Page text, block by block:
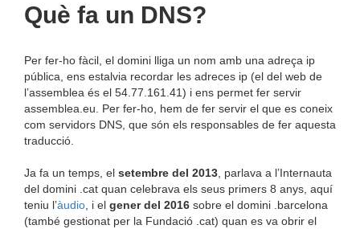
Què fa un DNS?
Per fer-ho fàcil, el domini lliga un nom amb una adreça ip
pública, ens estalvia recordar les adreces ip (el del web de
l’assemblea és el 54.77.161.41) i ens permet fer servir
assemblea.eu. Per fer-ho, hem de fer servir el que es coneix
com servidors DNS, que són els responsables de fer aquesta
traducció.
Ja fa un temps, el setembre del 2013 , parlava a l’Internauta
del domini .cat quan celebrava els seus primers 8 anys, aquí
teniu l’àudio , i el gener del 2016 sobre el domini .barcelona
(també gestionat per la Fundació .cat) quan es va obrir el